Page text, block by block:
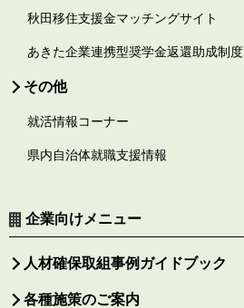
秋田移住支援金マッチングサイト
あきた企業連携型奨学金返還助成制度
その他
就活情報コーナー
県内自治体就職支援情報
企業向けメニュー
人材確保取組事例ガイドブック
各種施策のご案内